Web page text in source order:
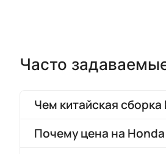
Часто
Чем китайская
Почему цена на